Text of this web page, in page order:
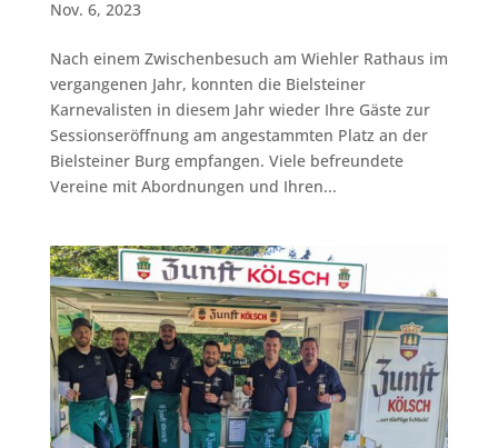
Nov. 6, 2023
Nach einem Zwischenbesuch am Wiehler Rathaus im
vergangenen Jahr, konnten die Bielsteiner
Karnevalisten in diesem Jahr wieder Ihre Gäste zur
Sessionseröffnung am angestammten Platz an der
Bielsteiner Burg empfangen. Viele befreundete
Vereine mit Abordnungen und Ihren...